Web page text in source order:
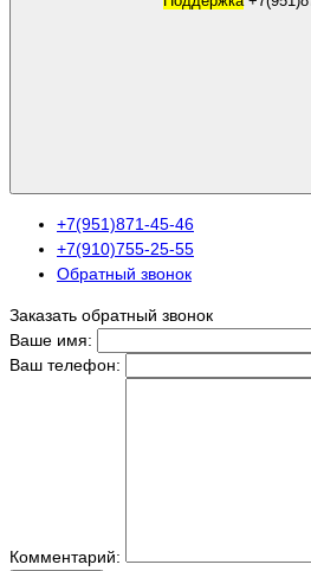
+7(951)871-45-46
+7(910)755-25-55
Обратный звонок
Заказать обратный звонок
Ваше имя:
Ваш телефон:
Комментарий: